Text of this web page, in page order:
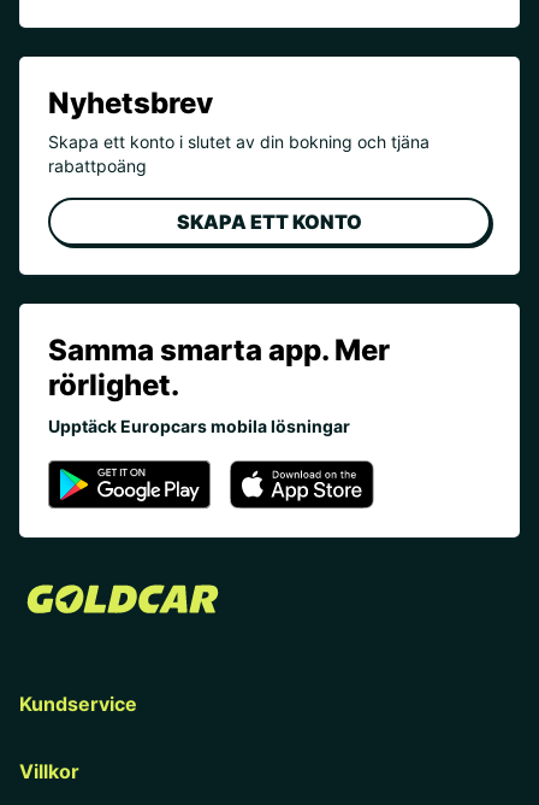
Nyhetsbrev
Skapa ett konto i slutet av din bokning och tjäna
rabattpoäng
SKAPA ETT KONTO
Samma smarta app. Mer
rörlighet.
Upptäck Europcars mobila lösningar
Kundservice
Villkor